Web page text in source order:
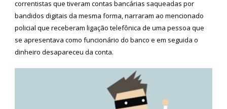
correntistas que tiveram contas bancárias saqueadas por
bandidos digitais da mesma forma, narraram ao mencionado
policial que receberam ligação telefônica de uma pessoa que
se apresentava como funcionário do banco e em seguida o
dinheiro desapareceu da conta.